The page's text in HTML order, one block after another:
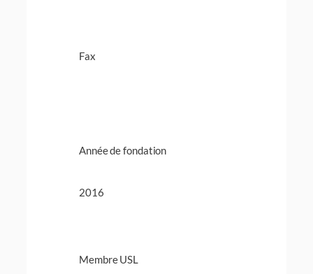
Fax
Année de fondation
2016
Membre USL